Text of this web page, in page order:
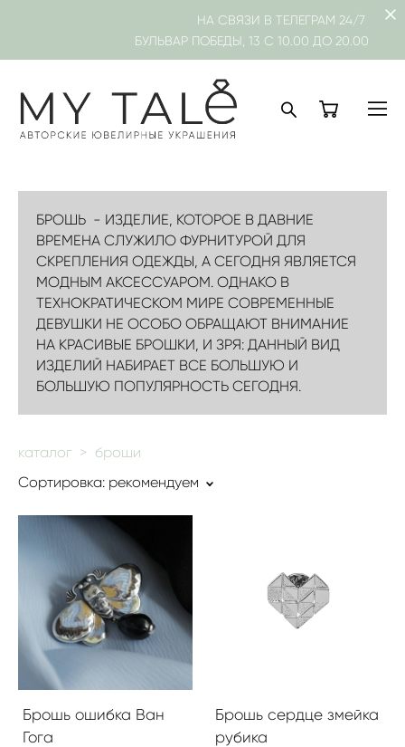
НА СВЯЗИ В ТЕЛЕГРАМ 24/7
БУЛЬВАР ПОБЕДЫ, 13 С 10.00 ДО 20.00
БРОШЬ - ИЗДЕЛИЕ, КОТОРОЕ В ДАВНИЕ
ВРЕМЕНА СЛУЖИЛО ФУРНИТУРОЙ ДЛЯ
СКРЕПЛЕНИЯ ОДЕЖДЫ, А СЕГОДНЯ ЯВЛЯЕТСЯ
МОДНЫМ АКСЕССУАРОМ. ОДНАКО В
ТЕХНОКРАТИЧЕСКОМ МИРЕ СОВРЕМЕННЫЕ
ДЕВУШКИ НЕ ОСОБО ОБРАЩАЮТ ВНИМАНИЕ
НА КРАСИВЫЕ БРОШКИ, И ЗРЯ: ДАННЫЙ ВИД
ИЗДЕЛИЙ НАБИРАЕТ ВСЕ БОЛЬШУЮ И
БОЛЬШУЮ ПОПУЛЯРНОСТЬ СЕГОДНЯ.
каталог > броши
Сортировка: рекомендуем
Брошь ошибка Ван
Гога
Брошь сердце змейка
рубика